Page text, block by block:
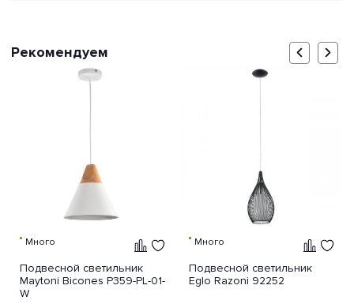
Рекомендуем
Много
Подвесной светильник
Maytoni Bicones P359-PL-01-
W
Много
Подвесной светильник
Eglo Razoni 92252